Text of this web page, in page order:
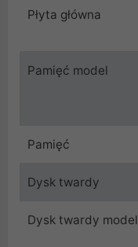
Płyta główna
Pamięć model
Pamięć
Dysk twardy
Dysk twardy model